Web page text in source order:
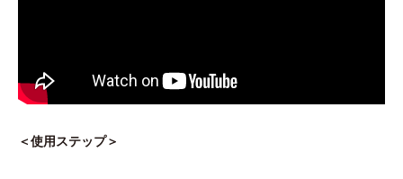
＜使用ステップ＞